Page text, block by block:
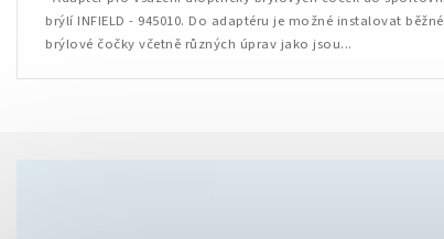
brýlí INFIELD - 945010. Do adaptéru je možné instalovat běžné
brýlové čočky včetně různých úprav jako jsou...